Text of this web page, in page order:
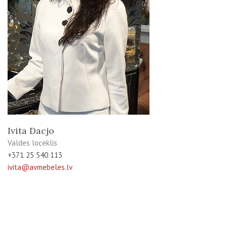
Ivita Dacjo
Valdes loceklis
+371 25 540 113
ivita@avmebeles.lv